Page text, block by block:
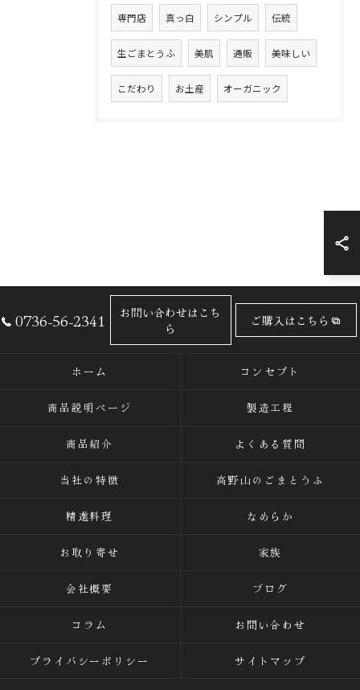
専門店 真っ白 シンプル 伝統
生ごまとうふ 美肌 通販 美味しい
こだわり お土産 オーガニック
0736-56-2341
お問い合わせはこち
ら
ご購入はこちら
ホーム コンセプト
商品説明ページ 製造工程
商品紹介 よくある質問
当社の特徴 高野山のごまとうふ
精進料理 なめらか
お取り寄せ 家族
会社概要 ブログ
コラム お問い合わせ
プライバシーポリシー サイトマップ